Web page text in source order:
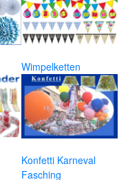
Wimpelketten
Konfetti Karneval
Fasching